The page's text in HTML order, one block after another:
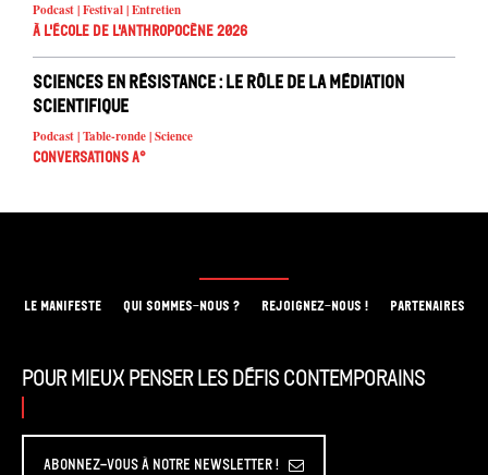
Podcast | Festival | Entretien
À l'école de l'Anthropocène 2026
Sciences en résistance : le rôle de la médiation
scientifique
Podcast | Table-ronde | Science
Conversations A°
LE MANIFESTE QUI SOMMES-NOUS ? REJOIGNEZ-NOUS ! PARTENAIRES
Pour mieux penser les défis contemporains
Abonnez-vous à Notre Newsletter !